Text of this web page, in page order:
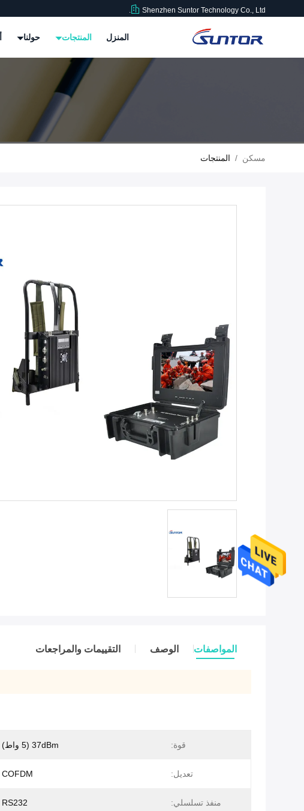
Shenzhen Suntor Technology Co., Ltd.
المنزل المنتجات حولنا
مسكن / المنتجات
المواصفات الوصف التقييمات والمراجعات
قوة: 37dBm (5 واط)
تعديل: COFDM
منفذ تسلسلي: RS232